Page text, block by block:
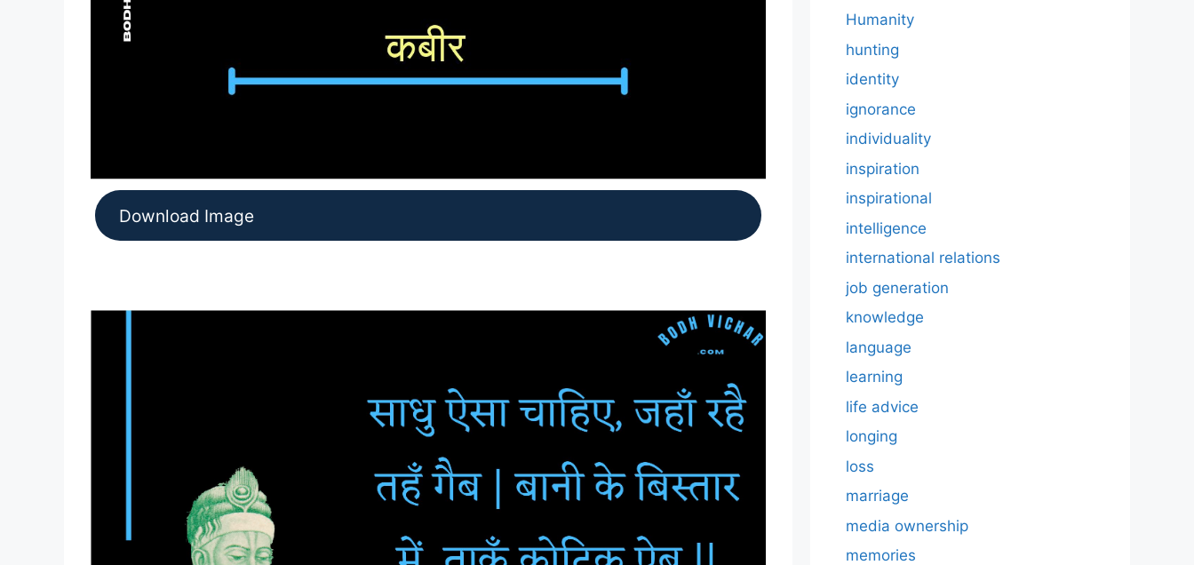
Download Image
Humanity
hunting
identity
ignorance
individuality
inspiration
inspirational
intelligence
international relations
job generation
knowledge
language
learning
life advice
longing
loss
marriage
media ownership
memories